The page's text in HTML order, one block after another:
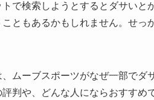
で検索しようとするとダサい
ともあるかもしれません。せ
ムーブスポーツがなぜ一部で
判や、どんな人にならおすす